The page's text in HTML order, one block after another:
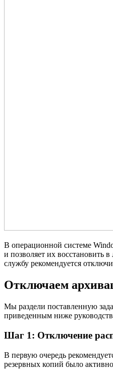
В операционной системе
и позволяет их восстановить
службу рекомендуется
Отключаем
Мы раздели поставленную
приведенным ниже
Шаг 1: Отключение
В первую очередь
резервных копий было